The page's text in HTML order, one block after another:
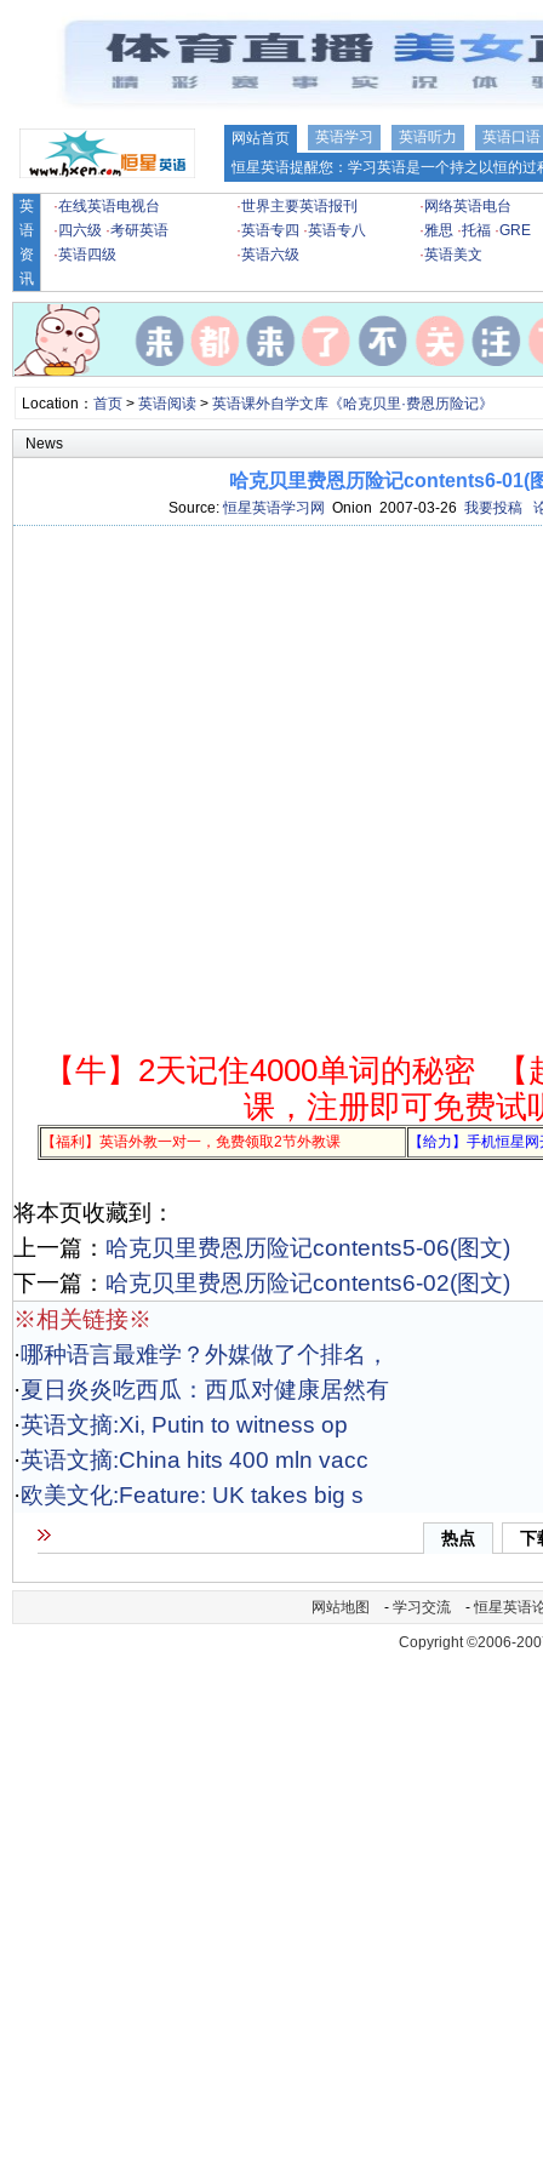
网站首页 英语学习 英语听力
英语口语
恒星英语提醒您：学习英语是一个持之以恒的
英
语
资
讯
·在线英语电视台 ·世界主要英语报刊 · 网络英语电台
· 四六级 ·考研英语 ·英语专四 ·英语专八 ·雅思 ·托福 ·GRE
·英语四级 ·英语六级 ·英语美文
Location： 首页> 英语阅读> 英语课外自学文库《哈克贝里·费恩历险记》
News
哈克贝里费恩历险记contents6-01(
Source:恒星英语学习网 Onion 2007-03-26 我要投稿
【牛】2天记住4000单词的秘密
课，注册即可免费试
【福利】英语外教一对一，免费领取2节外教课 【给力】手机恒星
将本页收藏到：
上一篇： 哈克贝里费恩历险记contents5-06(图文)
下一篇： 哈克贝里费恩历险记contents6-02(图文)
※相关链接※
·哪种语言最难学？外媒做了个排名，
·夏日炎炎吃西瓜：西瓜对健康居然有
·英语文摘:Xi, Putin to witness op
·英语文摘:China hits 400 mln vacc
·欧美文化:Feature: UK takes big s
热点 下
网站地图 - 学习交流 -恒星英语
Copyright ©2006-